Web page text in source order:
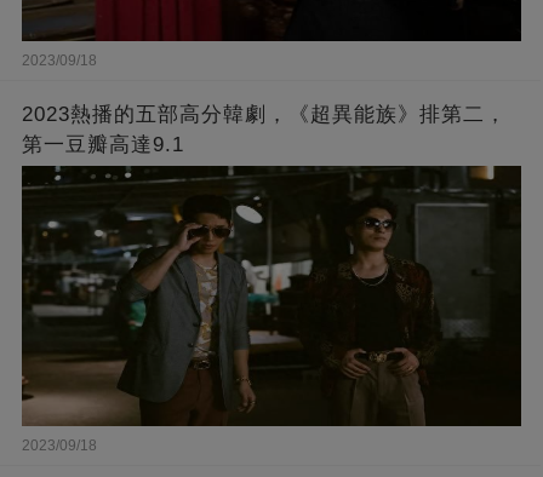
2023/09/18
2023熱播的五部高分韓劇，《超異能族》排第二，
第一豆瓣高達9.1
2023/09/18